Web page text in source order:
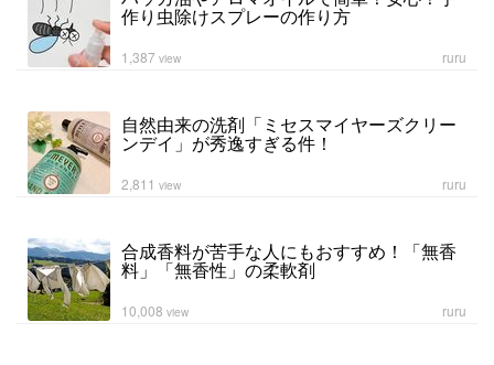
作り虫除けスプレーの作り方
ruru
1,387 view
自然由来の洗剤「ミセスマイヤーズクリー
ンデイ」が秀逸すぎる件！
ruru
2,811 view
合成香料が苦手な人にもおすすめ！「無香
料」「無香性」の柔軟剤
ruru
10,008 view